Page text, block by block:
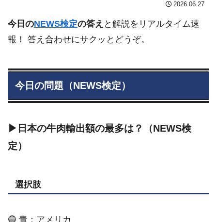
2026.06.27
今日のNEWS検定の答え と解説をリアルタイム速
報！ 答え合わせにサクッとどうぞ。
今日の問題（NEWS検定）
▶日本の牛肉輸出額の最多は？（NEWS検
定）
選択肢
🔵 青：アメリカ